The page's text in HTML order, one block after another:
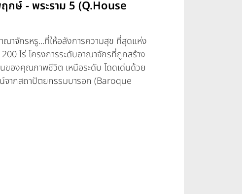
ฤกษ์ - พระราม 5 (Q.House
าจักรหรู...ที่ให้อลังการความสุข ที่สุดแห่ง
ไร่ โครงการระดับอาณาจักรที่ถูกสร้าง
นของคุณภาพชีวิต เหนือระดับ โดดเด่นด้วย
จากสถาปัตยกรรมบารอก (Baroque